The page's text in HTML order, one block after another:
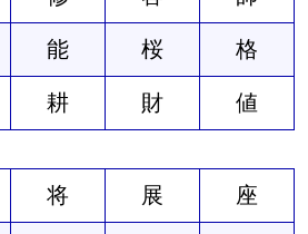
能 桜 格
耕 財 値
将 展 座